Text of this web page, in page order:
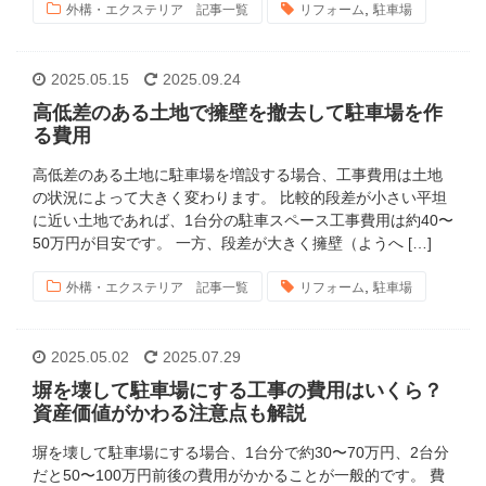
外構・エクステリア 記事一覧 リフォーム 駐車場
2025.05.15 2025.09.24
高低差のある土地で擁壁を撤去して駐車場を作
る費用
高低差のある土地に駐車場を増設する場合、工事費用は土地
の状況によって大きく変わります。 比較的段差が小さい平坦
に近い土地であれば、1台分の駐車スペース工事費用は約40〜
50万円が目安です。 一方、段差が大きく擁壁（ようへ […]
外構・エクステリア 記事一覧 リフォーム 駐車場
2025.05.02 2025.07.29
塀を壊して駐車場にする工事の費用はいくら？
資産価値がかわる注意点も解説
塀を壊して駐車場にする場合、1台分で約30〜70万円、2台分
だと50〜100万円前後の費用がかかることが一般的です。 費